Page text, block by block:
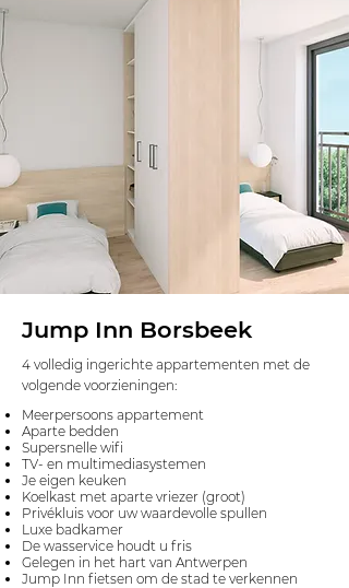
Jump Inn Borsbeek
4 volledig ingerichte appartementen met de
volgende voorzieningen:
Meerpersoons appartement
Aparte bedden
Supersnelle wifi
TV- en multimediasystemen
Je eigen keuken
Koelkast met aparte vriezer (groot)
Privékluis voor uw waardevolle spullen
Luxe badkamer
De wasservice houdt u fris
Gelegen in het hart van Antwerpen
Jump Inn fietsen om de stad te verkennen